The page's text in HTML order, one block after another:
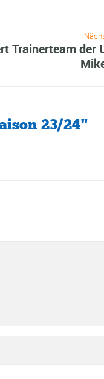
Trainerteam der
23/24"